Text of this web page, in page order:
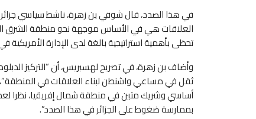
في هذا الصدد، قال شوقي بن زهرة، ناشط سياسي
العلاقات هي في الأساس موجهة نحو منطقة الشرق
تحظى بأهمية استراتيجية بالغة لدى الإدارة
وأضاف بن زهرة، في تصريح لهسبريس، أن “التركيز
ثقل في مساعي واشنطن لبناء العلاقات في المنطقة”،
أساسي وشريك متين في منطقة شمال إفريقيا، نظرا لعمق
بممارسة ضغوط على الجزائر في هذا الصدد”.